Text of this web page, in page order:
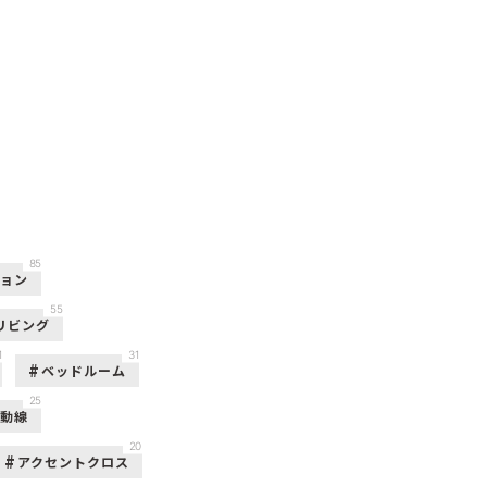
ン
85
ビング
55
ベッドルーム
31
線
25
アクセントクロス
20